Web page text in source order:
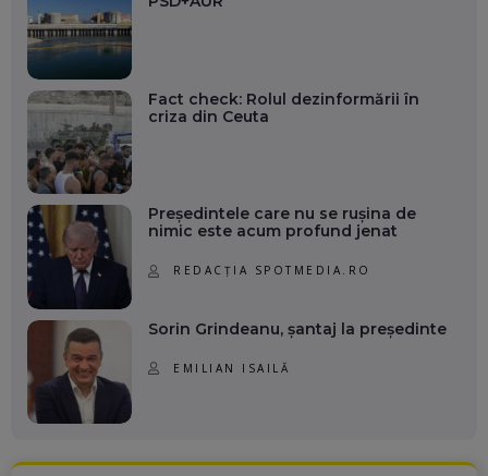
Fact check: Rolul dezinformării în
criza din Ceuta
Președintele care nu se rușina de
nimic este acum profund jenat
REDACȚIA SPOTMEDIA.RO
Sorin Grindeanu, șantaj la președinte
EMILIAN ISAILĂ